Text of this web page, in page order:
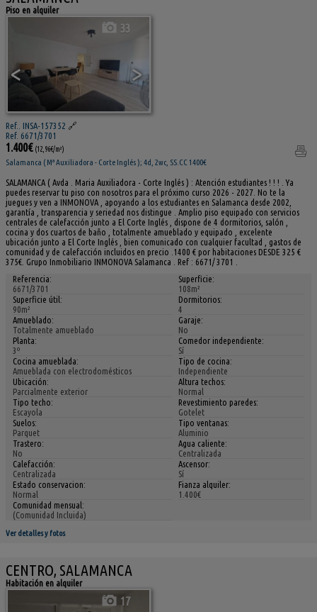
Piso en alquiler
< >
33
Ref.. INSA-157352 🔗
Ref. 6671/3701
1.400€ (12,96€/m²)
Salamanca ( Mª Auxiliadora - Corte Inglés ); 4d, 2wc, SS.CC 1400€
SALAMANCA ( Avda . Maria Auxiliadora - Corte Inglés ) : Atención estudiantes ! ! ! . Ya
puedes reservar tu piso con nosotros para el próximo curso 2026 - 2027. No te la
juegues y ven a INMONOVA , apoyando a los estudiantes en Salamanca desde 2002,
garantía , transparencia y seriedad nos distingue . Amplio piso equipado con servicios
centrales de calefacción junto a El Corte Inglés , dispone de 4 dormitorios, salón ,
cocina y dos cuartos de baño , totalmente amueblado y equipado , excelente
ubicación junto a El Corte Inglés , bien comunicado con cualquier facultad , gastos de
comunidad y de calefacción incluidos en precio .1400 € por habitaciones DESDE 325 €
375€. Grupo Inmobiliario INMONOVA Salamanca . Ref : 6671/ 3701 .
Referencia:
6671/3701
Superficie:
108m²
Superficie útil:
90m²
Dormitorios:
4
Amueblado:
Totalmente amueblado
Garaje:
No
Planta:
3º
Comedor independiente:
Sí
Cocina amueblada:
Amueblada con electrodomésticos
Tipo de cocina:
Independiente
Ubicación:
Parcialmente exterior
Altura techos:
Normal
Tipo techo:
Escayola
Revestimiento paredes:
Gotelet
Suelos:
Parquet
Tipo ventanas:
Aluminio
Trastero:
No
Agua caliente:
Centralizada
Calefacción:
Centralizada
Ascensor:
Sí
Estado conservacion:
Normal
Fianza alquiler:
1.400€
Comunidad mensual:
(Comunidad Incluida)
Ver detalles y fotos
CENTRO, SALAMANCA
Habitación en alquiler
17